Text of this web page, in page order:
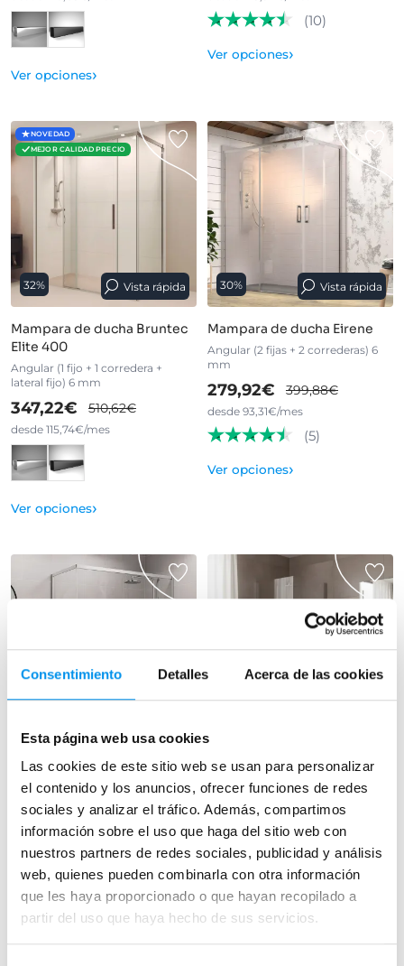
Consentimiento Detalles Acerca de las cookies
Esta página web usa cookies
Las cookies de este sitio web se usan para personalizar
el contenido y los anuncios, ofrecer funciones de redes
sociales y analizar el tráfico. Además, compartimos
información sobre el uso que haga del sitio web con
nuestros partners de redes sociales, publicidad y análisis
web, quienes pueden combinarla con otra información
que les haya proporcionado o que hayan recopilado a
partir del uso que haya hecho de sus servicios.
Ver opciones›
(10)
Ver opciones›
NOVEDAD
MEJOR CALIDAD PRECIO
32% Vista rápida
Mampara de ducha Bruntec
Elite 400
Angular (1 fijo + 1 corredera +
lateral fijo) 6 mm
347,22€ 510,62€
desde 115,74€/mes
Ver opciones›
30% Vista rápida
Mampara de ducha Eirene
Angular (2 fijas + 2 correderas) 6
mm
279,92€ 399,88€
desde 93,31€/mes
(5)
Ver opciones›
Mampara de ducha Galaxy
(400) a medida
corredera + lateral fijo) 6 mm
545,81€ 866,36€
desde 181,94€/mes
+ 2 COLORES DISPONIBLES
Mampara de ducha Vega
(300A)
417,45€ 605,00€
desde 139,15€/mes
+ 2 COLORES DISPONIBLES
Ver opciones›